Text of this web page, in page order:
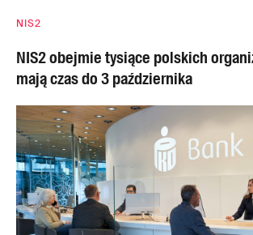
NIS2
NIS2 obejmie tysiące polskich
mają czas do 3 października